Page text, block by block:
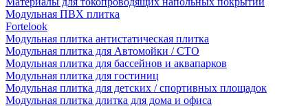
Модульная ПВХ плитка
Fortelook
Модульная плитка антистатическая плитка
Модульная плитка для Автомойки / СТО
Модульная плитка для бассейнов и аквапарков
Модульная плитка для гостиниц
Модульная плитка для детских / спортивных площадок
Модульная плитка длитка для дома и офиса